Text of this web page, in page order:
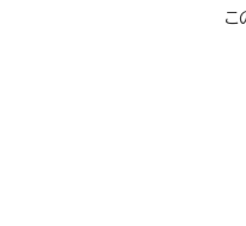
こ